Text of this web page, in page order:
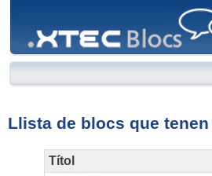
Llista de blocs que
Títol